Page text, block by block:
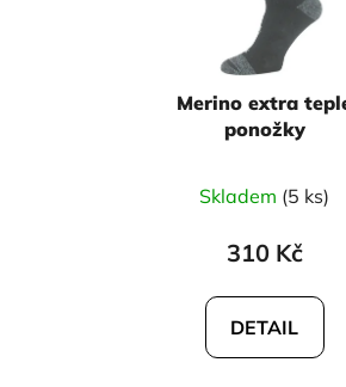
Merino extra
ponožky
Skladem (5 ks)
310 Kč
DETAIL